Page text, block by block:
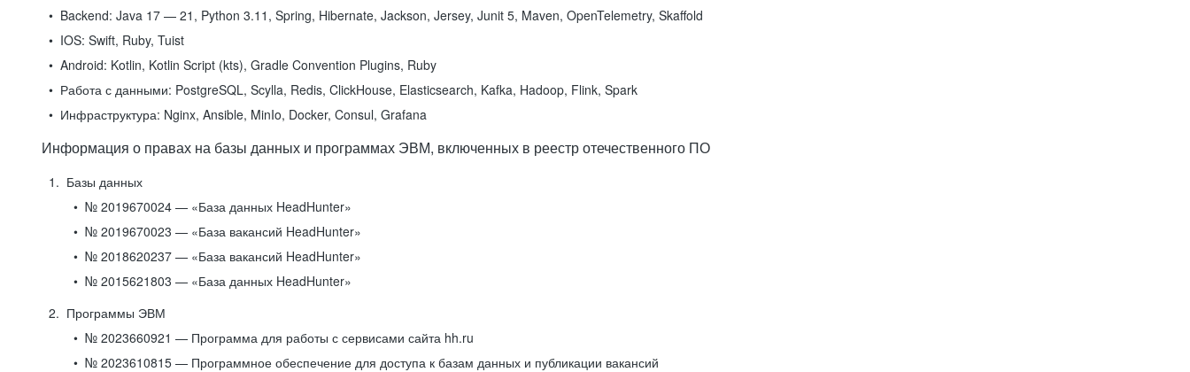
Backend: Java 17 — 21, Python 3.11, Spring, Hibernate, Jackson, Jersey, Junit 5, Maven, OpenTelemetry, Skaffold
IOS: Swift, Ruby, Tuist
Android: Kotlin, Kotlin Script (kts), Gradle Convention Plugins, Ruby
Работа с данными: PostgreSQL, Scylla, Redis, ClickHouse, Elasticsearch, Kafka, Hadoop, Flink, Spark
Инфраструктура: Nginx, Ansible, MinIo, Docker, Consul, Grafana
Информация о правах на базы данных и программах ЭВМ, включенных в реестр отечественного ПО
Базы данных
№ 2019670024 — «База данных HeadHunter»
№ 2019670023 — «База вакансий HeadHunter»
№ 2018620237 — «База вакансий HeadHunter»
№ 2015621803 — «База данных HeadHunter»
Программы ЭВМ
№ 2023660921 — Программа для работы с сервисами сайта hh.ru
№ 2023610815 — Программное обеспечение для доступа к базам данных и публикации вакансий